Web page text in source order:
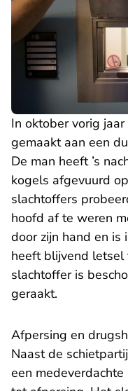
In oktober vorig
gemaakt aan een
De man heeft ’s
kogels afgevuurd
slachtoffers
hoofd af te weren
door zijn hand en is
heeft blijvend letsel
slachtoffer is
geraakt.
Afpersing en
Naast de
een